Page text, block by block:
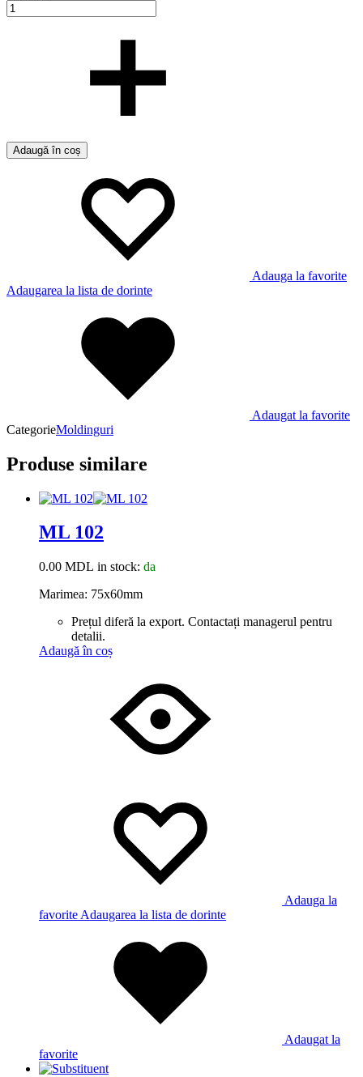
Adaugă în coș
Adauga la favorite
Adaugarea la lista de dorinte
Adaugat la favorite
CategorieMoldinguri
Produse similare
ML 102
0.00 MDL in stock: da
Marimea: 75x60mm
Prețul diferă la export. Contactați managerul pentru
detalii.
Adaugă în coș
Adauga la
favorite Adaugarea la lista de dorinte
Adaugat la
favorite